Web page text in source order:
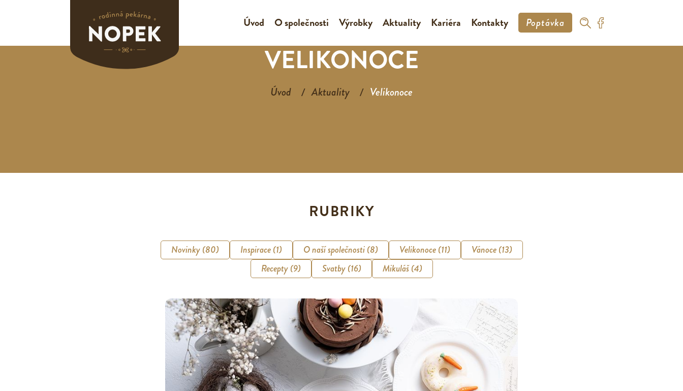
Úvod O společnosti Výrobky Aktuality Kariéra Kontakty Poptávka
VELIKONOCE
Úvod Aktuality Velikonoce
RUBRIKY
Novinky (80) Inspirace (1) O naší společnosti (8) Velikonoce (11)
Vánoce (13)
Recepty (9)
Svatby (16) Mikuláš (4)